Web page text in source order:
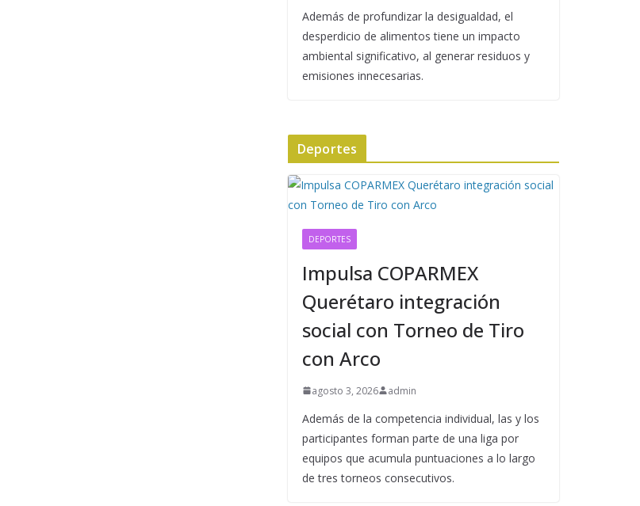
Además de profundizar la desigualdad, el
desperdicio de alimentos tiene un impacto
ambiental significativo, al generar residuos y
emisiones innecesarias.
Deportes
DEPORTES
Impulsa COPARMEX
Querétaro integración
social con Torneo de Tiro
con Arco
agosto 3, 2026 admin
Además de la competencia individual, las y los
participantes forman parte de una liga por
equipos que acumula puntuaciones a lo largo
de tres torneos consecutivos.